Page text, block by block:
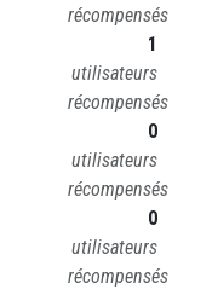
récompensés
1
utilisateurs
récompensés
0
utilisateurs
récompensés
0
utilisateurs
récompensés